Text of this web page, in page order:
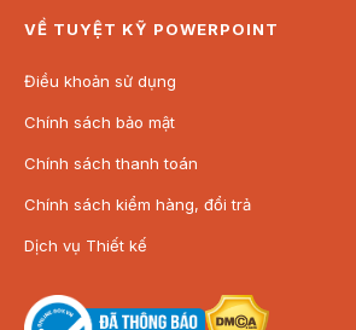
VỀ TUYỆT KỸ POWERPOINT
Điều khoản sử dụng
Chính sách bảo mật
Chính sách thanh toán
Chính sách kiểm hàng, đổi trả
Dịch vụ Thiết kế